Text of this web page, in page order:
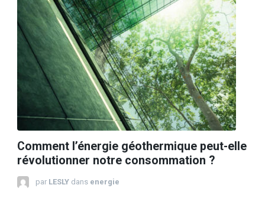
Comment l’énergie géothermique peut-elle
révolutionner notre consommation ?
par LESLY dans energie